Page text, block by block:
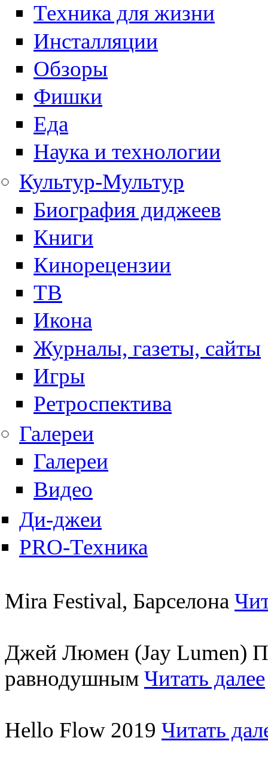
Техника для жизни
Инсталляции
Обзоры
Фишки
Еда
Наука и технологии
Культур-Мультур
Биография диджеев
Книги
Кинорецензии
ТВ
Икона
Журналы, газеты, сайты
Игры
Ретроспектива
Галереи
Галереи
Видео
Ди-джеи
PRO-Техника
Mira Festival, Барселона
Джей Люмен (Jay Lumen)
равнодушным Читать далее
Hello Flow 2019 Читать